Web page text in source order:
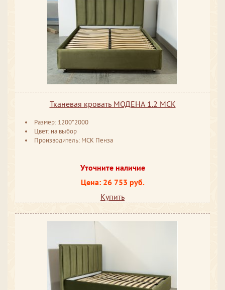
Тканевая кровать МОДЕНА 1.2 МСК
Размер: 1200*2000
Цвет: на выбор
Производитель: МСК Пенза
Уточните наличие
Цена: 26 753 руб.
Купить